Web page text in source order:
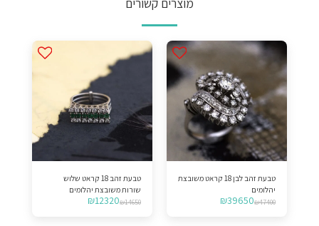
טבעת זהב לבן 18 קראט משובצת
יהלומים
₪47400
₪39650
טבעת זהב 18 קראט שלוש
שורות משובצת יהלומים
ואמרלדים
₪14650
₪12320